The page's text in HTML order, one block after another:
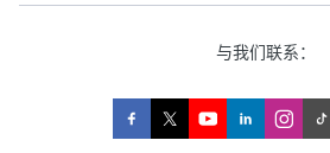
与我们联系：